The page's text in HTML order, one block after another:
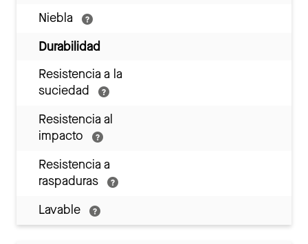
Niebla
Durabilidad
Resistencia a la
suciedad
Resistencia al
impacto
Resistencia a
raspaduras
Lavable